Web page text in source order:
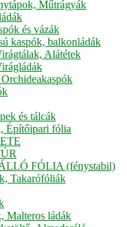
Műtrágyák
és vázák
kaspók, balkonládák
Alátétek
és tálcák
Építőipari fólia
FÓLIA (fénystabil)
Takarófóliák
Malteros ládák